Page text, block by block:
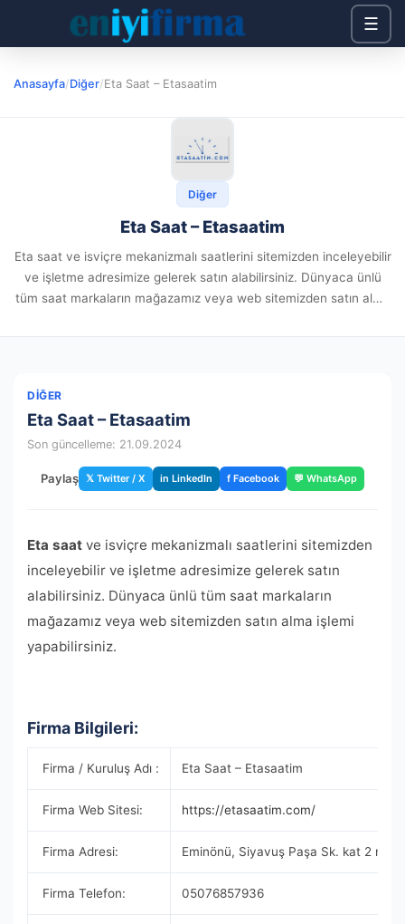
☰
Anasayfa/Diğer/Eta Saat – Etasaatim
Diğer
Eta Saat – Etasaatim
Eta saat ve isviçre mekanizmalı saatlerini sitemizden inceleyebilir
ve işletme adresimize gelerek satın alabilirsiniz. Dünyaca ünlü
tüm saat markaların mağazamız veya web sitemizden satın alma
DIĞER
Eta Saat – Etasaatim
Son güncelleme: 21.09.2024
Paylaş 𝕏 Twitter / X in LinkedIn f Facebook 💬 WhatsApp
Eta saat ve isviçre mekanizmalı saatlerini sitemizden
inceleyebilir ve işletme adresimize gelerek satın
alabilirsiniz. Dünyaca ünlü tüm saat markaların
mağazamız veya web sitemizden satın alma işlemi
yapabilirsiniz.
Firma Bilgileri:
Firma / Kuruluş Adı : Eta Saat – Etasaatim
Firma Web Sitesi: https://etasaatim.com/
Firma Adresi: Eminönü, Siyavuş Paşa Sk. kat 2 no
Firma Telefon: 05076857936